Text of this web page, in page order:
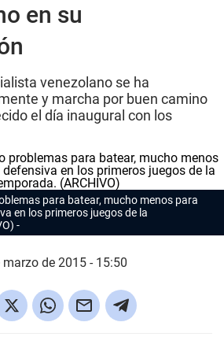
en su
venezolano se ha
y marcha por buen camino
el día inaugural con los
para batear, mucho menos para
en los primeros juegos de la
marzo de 2015 - 15:50